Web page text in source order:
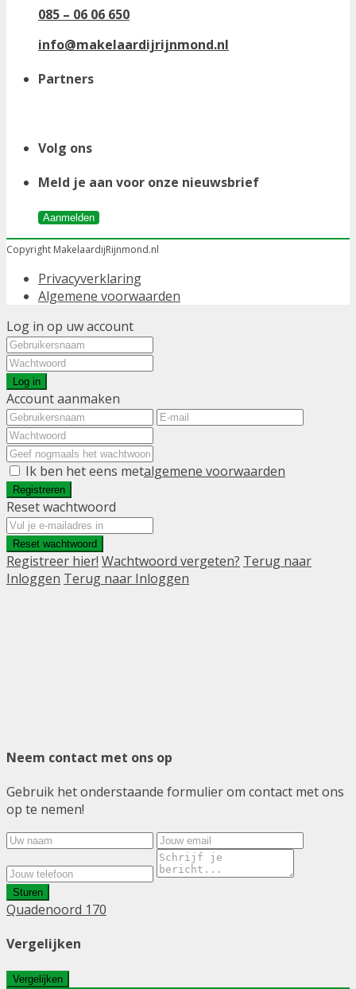
085 – 06 06 650
info@makelaardijrijnmond.nl
Partners
Volg ons
Meld je aan voor onze nieuwsbrief
Aanmelden
Copyright MakelaardijRijnmond.nl
Privacyverklaring
Algemene voorwaarden
Log in op uw account
Log in
Account aanmaken
Ik ben het eens metalgemene voorwaarden
Registreren
Reset wachtwoord
Reset wachtwoord
Registreer hier! Wachtwoord vergeten? Terug naar
Inloggen Terug naar Inloggen
Neem contact met ons op
Gebruik het onderstaande formulier om contact met ons
op te nemen!
Sturen
Quadenoord 170
Vergelijken
Vergelijken